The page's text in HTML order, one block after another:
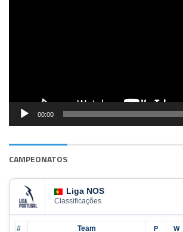
00:00
CAMPEONATOS
Liga NOS
Classificações
# Team P W